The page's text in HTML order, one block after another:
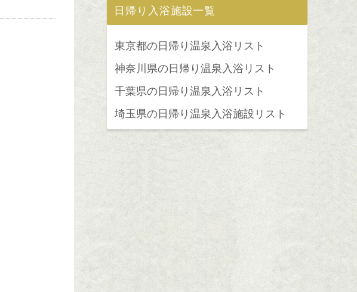
日帰り入浴施設一覧
東京都の日帰り温泉入浴リスト
神奈川県の日帰り温泉入浴リスト
千葉県の日帰り温泉入浴リスト
埼玉県の日帰り温泉入浴施設リスト